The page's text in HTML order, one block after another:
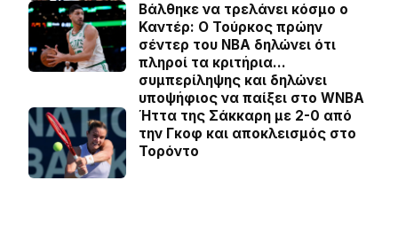
Βάλθηκε να τρελάνει κόσμο ο
Καντέρ: Ο Τούρκος πρώην
σέντερ του NBA δηλώνει ότι
πληροί τα κριτήρια…
συμπερίληψης και δηλώνει
υποψήφιος να παίξει στο WNBA
Ήττα της Σάκκαρη με 2-0 από
την Γκοφ και αποκλεισμός στο
Τορόντο